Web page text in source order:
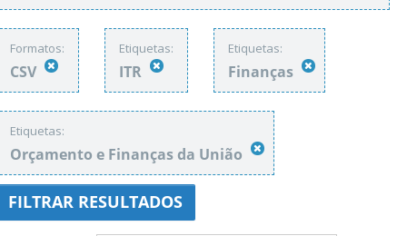
Formatos:
CSV
Etiquetas:
ITR
Etiquetas:
Finanças
Etiquetas:
Orçamento e Finanças da União
FILTRAR RESULTADOS